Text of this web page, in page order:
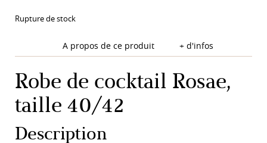
Rupture de stock
A propos de ce produit + d'infos
Robe de cocktail Rosae,
taille 40/42
Description